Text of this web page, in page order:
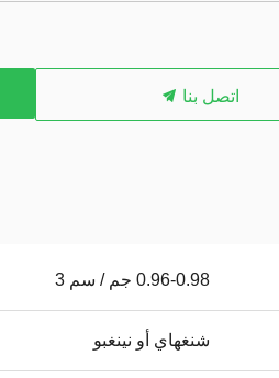
اتصل بنا
0.96-0.98 جم / سم 3
شنغهاي أو نينغبو